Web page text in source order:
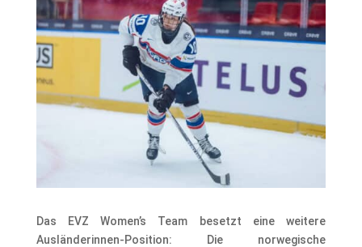
Das EVZ Women’s Team besetzt eine weitere
Ausländerinnen-Position: Die norwegische